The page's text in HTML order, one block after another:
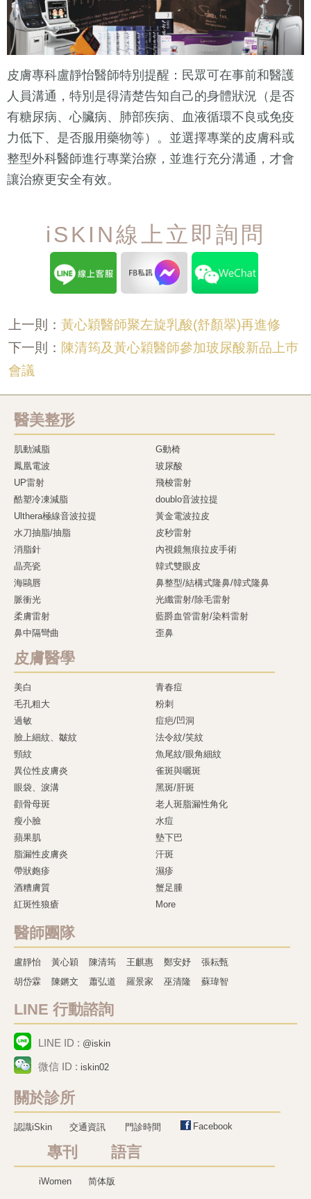
皮膚專科盧靜怡醫師特別提醒：民眾可在事前和醫護
人員溝通，特別是得清楚告知自己的身體狀況（是否
有糖尿病、心臟病、肺部疾病、血液循環不良或免疫
力低下、是否服用藥物等）。並選擇專業的皮膚科或
整型外科醫師進行專業治療，並進行充分溝通，才會
讓治療更安全有效。
iSKIN線上立即詢問
上一則： 黃心穎醫師聚左旋乳酸(舒顏翠)再進修
下一則： 陳清筠及黃心穎醫師參加玻尿酸新品上巿
會議
醫美整形
肌動減脂
G動椅
鳳凰電波
玻尿酸
UP雷射
飛梭雷射
酷塑冷凍減脂
doublo音波拉提
Ulthera極線音波拉提
黃金電波拉皮
水刀抽脂/抽脂
皮秒雷射
消脂針
內視鏡無痕拉皮手術
晶亮瓷
韓式雙眼皮
海鷗唇
鼻整型/結構式隆鼻/韓式隆鼻
脈衝光
光纖雷射/除毛雷射
柔膚雷射
藍爵血管雷射/染料雷射
鼻中隔彎曲
歪鼻
皮膚醫學
美白
青春痘
毛孔粗大
粉刺
過敏
痘疤/凹洞
臉上細紋、皺紋
法令紋/笑紋
頸紋
魚尾紋/眼角細紋
異位性皮膚炎
雀斑與曬斑
眼袋、淚溝
黑斑/肝斑
顴骨母斑
老人斑脂漏性角化
瘦小臉
水痘
蘋果肌
墊下巴
脂漏性皮膚炎
汗斑
帶狀皰疹
濕疹
酒糟膚質
蟹足腫
紅斑性狼瘡
More
醫師團隊
盧靜怡 黃心穎 陳清筠 王麒惠 鄭安妤
張耘甄
胡岱霖
陳鏘文 蕭弘道 羅景家 巫清隆 蘇瑋智
LINE 行動諮詢
LINE ID : @iskin
微信 ID : iskin02
關於診所
認識iSkin 交通資訊 門診時間 Facebook
專刊 語言
iWomen 简体版